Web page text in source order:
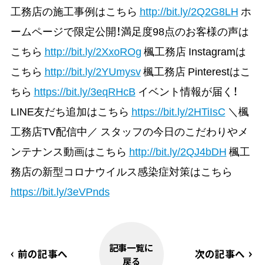
工務店の施工事例はこちら http://bit.ly/2Q2G8LHホ
ームページで限定公開！満足度98点のお客様の声は
こちら http://bit.ly/2XxoROg楓工務店 Instagramは
こちら http://bit.ly/2YUmysv楓工務店 Pinterestはこ
ちら https://bit.ly/3eqRHcB イベント情報が届く！
LINE友だち追加はこちら https://bit.ly/2HTiIsC ＼楓
工務店TV配信中／ スタッフの今日のこだわりやメ
ンテナンス動画はこちら http://bit.ly/2QJ4bDH楓工
務店の新型コロナウイルス感染症対策はこちら
https://bit.ly/3eVPnds
前の記事へ
記事一覧に
戻る
次の記事へ